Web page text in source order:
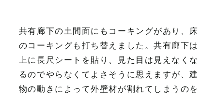
共有廊下の土間面にもコーキングがあり、床
のコーキングも打ち替えました。共有廊下は
上に長尺シートを貼り、見た目は見えなくな
るのでやらなくてよさそうに思えますが、建
物の動きによって外壁材が割れてしまうのを